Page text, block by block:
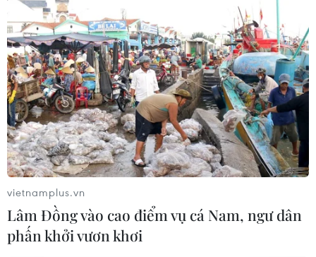
TIN CÙNG CHUYÊN MỤC
Mưa lớn gây ngập lụt, chia cắt nhiều
khu vực ở Nghệ An
06/08/2026 13:06
Đắk Lắk truy quét, xử lý tình trạng
phá rừng, lấn chiếm đất rừng
06/08/2026 12:36
vietnamplus.vn
Lâm Đồng vào cao điểm vụ cá Nam, ngư dân
phấn khởi vươn khơi